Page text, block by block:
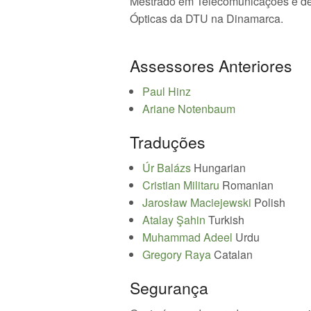
Ópticas da DTU na Dinamarca.
Assessores Anteriores
Paul Hinz
Ariane Notenbaum
Traduções
Úr BalázsHungarian
Cristian Militaru Romanian
Jarosław Maciejewski Polish
Atalay Şahin Turkish
Muhammad Adeel Urdu
Gregory RayaCatalan
Segurança